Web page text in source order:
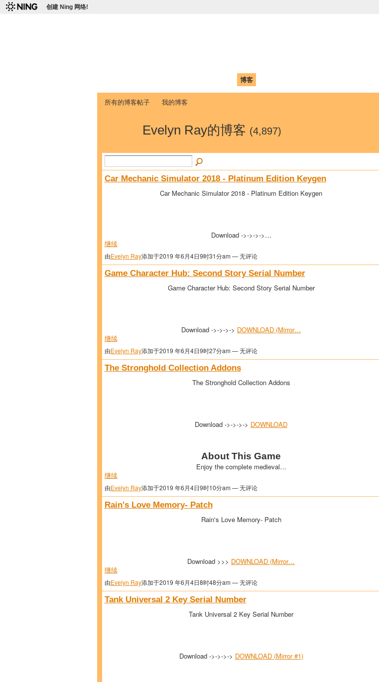
创建 Ning 网络!
博客
所有的博客帖子 我的博客
Evelyn Ray的博客 (4,897)
Car Mechanic Simulator 2018 - Platinum Edition Keygen
Car Mechanic Simulator 2018 - Platinum Edition Keygen
Download ->->->->…
继续
由Evelyn Ray添加于2019 年6月4日9时31分am — 无评论
Game Character Hub: Second Story Serial Number
Game Character Hub: Second Story Serial Number
Download ->->->-> DOWNLOAD (Mirror…
继续
由Evelyn Ray添加于2019 年6月4日9时27分am — 无评论
The Stronghold Collection Addons
The Stronghold Collection Addons
Download ->->->-> DOWNLOAD
About This Game
Enjoy the complete medieval…
继续
由Evelyn Ray添加于2019 年6月4日9时10分am — 无评论
Rain's Love Memory- Patch
Rain's Love Memory- Patch
Download >>> DOWNLOAD (Mirror…
继续
由Evelyn Ray添加于2019 年6月4日8时48分am — 无评论
Tank Universal 2 Key Serial Number
Tank Universal 2 Key Serial Number
Download ->->->-> DOWNLOAD (Mirror #1)